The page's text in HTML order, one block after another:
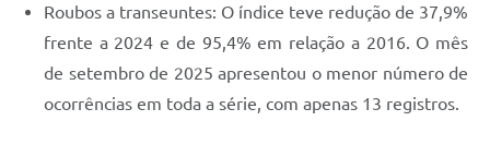
Roubos a transeuntes: O índice teve redução de 37,9%
frente a 2024 e de 95,4% em relação a 2016. O mês
de setembro de 2025 apresentou o menor número de
ocorrências em toda a série, com apenas 13 registros.